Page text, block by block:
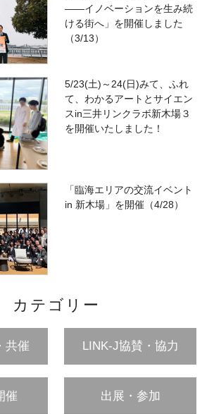
――イノベーションを生み続
ける街へ」を開催しました
（3/13）
5/23(土)～24(日)みて、ふれ
て、わかるアートとサイエン
スin三井リンクラボ新木場３
を開催いたしました！
「臨海エリアの交流イベント
in 新木場」を開催（4/28）
カテゴリー
共催 LINK-J協賛・協力
催 出展・参加